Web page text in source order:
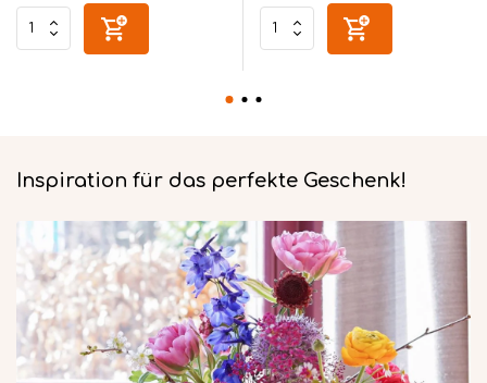
Inspiration für das perfekte Geschenk!